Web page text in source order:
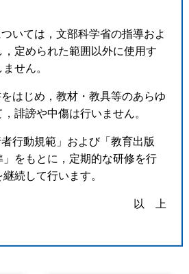
いては，文部科学省の指導およ
，定められた範囲以外に使用す
せん。
はじめ，教材・教具等のあらゆ
誹謗や中傷は行いません。
行動規範」および「教育出版
をもとに，定期的な研修を行
続して行います。
以 上